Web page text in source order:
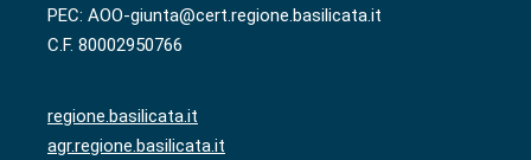
PEC: AOO-giunta@cert.regione.basilicata.it
C.F. 80002950766
regione.basilicata.it
agr.regione.basilicata.it